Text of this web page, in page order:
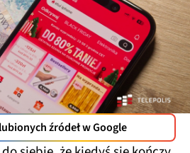
źródeł w Google